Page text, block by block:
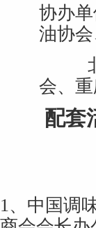
协办
油协
会、
配套
1、中国调